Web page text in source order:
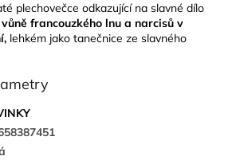
plechovečce odkazující na slavné dílo
vůně francouzkého lnu a narcisů v
lehkém jako tanečnice ze slavného